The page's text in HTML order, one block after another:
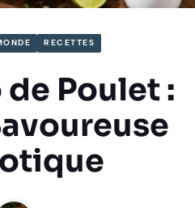
RECETTES
Poulet :